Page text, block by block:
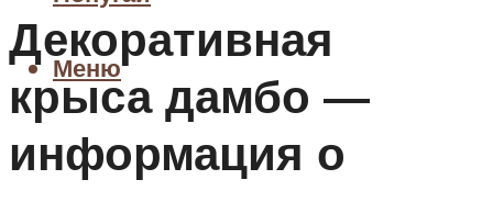
Меню
Декоративная
крыса дамбо —
информация о